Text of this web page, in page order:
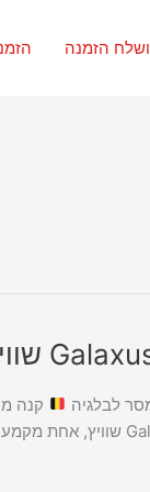
הזמנה